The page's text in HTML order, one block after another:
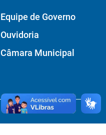
Equipe de Governo
Ouvidoria
Câmara Municipal